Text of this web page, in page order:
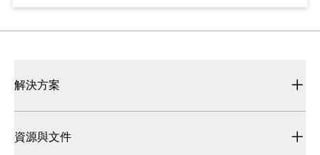
解決方案
資源與文件